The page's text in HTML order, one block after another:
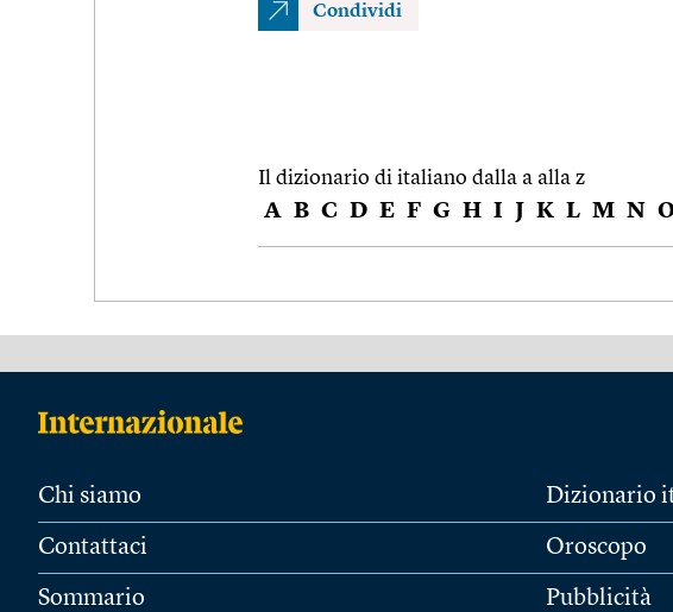
Condividi
Il dizionario di italiano dalla a alla z
A B C D E F G H I J K L M N
Chi siamo
Contattaci
Sommario
Dizionario
Oroscopo
Pubblicità